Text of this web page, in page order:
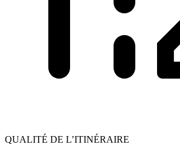
QUALITÉ DE L’ITINÉRAIRE